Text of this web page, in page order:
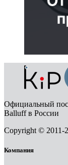
Официальный
Balluff в России
Copyright ©
Компания